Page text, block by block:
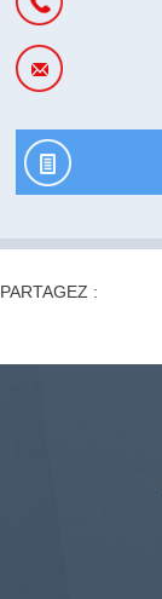
PARTAGEZ :